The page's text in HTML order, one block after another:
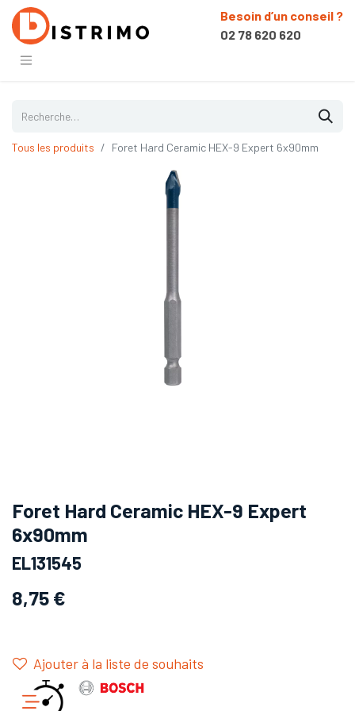
Besoin d’un conseil ?
02 78 620 620
Tous les produits Foret Hard Ceramic HEX-9 Expert 6x90mm
Foret Hard Ceramic HEX-9 Expert
6x90mm
EL131545
8,75 €
Ajouter à la liste de souhaits